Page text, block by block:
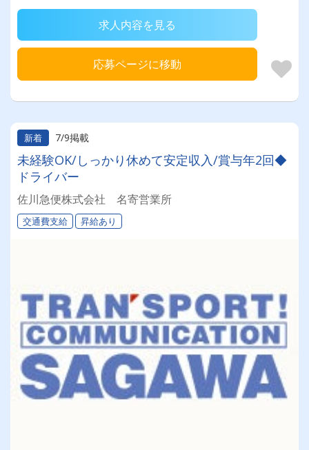
求人内容を見る
応募ページに移動
新着 7/9掲載
未経験OK/しっかり休めて安定収入/賞与年2回◆
ドライバー
佐川急便株式会社 名寄営業所
交通費支給 昇給あり